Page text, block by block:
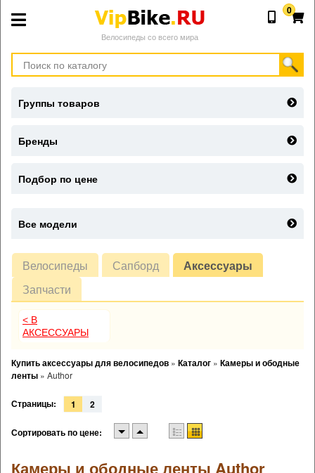
Велосипеды со всего мира
0
Велосипеды Сапборд
Аксессуары
Запчасти
< В
АКСЕССУАРЫ
Купить аксессуары для велосипедов » Каталог » Камеры и ободные
ленты » Author
Страницы: 1 2
Сортировать по цене:
Камеры и ободные ленты Author
Группы товаров
Бренды
Подбор по цене
Все модели